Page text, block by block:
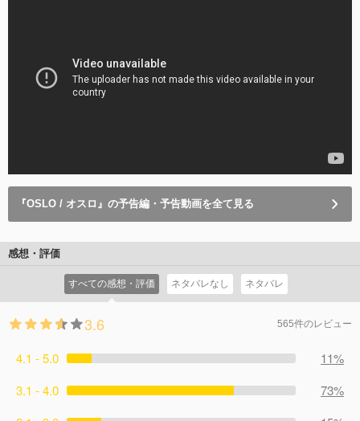
『OSLO / オスロ』の予告編・予告動画を全て見る
感想・評価
すべての感想・評価 ネタバレなし ネタバレ
3.6 565件のレビュー
4.1 - 5.0
11%
3.1 - 4.0
73%